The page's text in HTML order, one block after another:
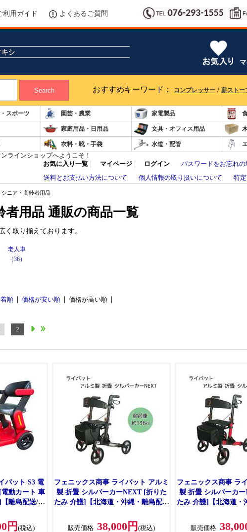
利用ガイド よくあるご質問
Search おすすめキーワード： コンプレッサー / 薪ストー
スポーツ 園芸・農業 家電製品
家庭用品・日用品 文具・オフィス用品
衣料・靴・手袋 水道・配管
ラインショップへようこそ！
お気に入り一覧
マイページ ログイン
パスワードをお忘れの
送料とお支払い方法について
個人情報の取り扱いについて 特
シニア・高齢者用品
者用品 通販の商品一覧
く取り揃えております。
老人車
（36）
順 価格が安い順 価格が高い順
2
パット S3 電
動カート 車
離島配送/時
】円(税込)
フェニックス商事 ライパット アルミ
製 折畳 シルバーカーNEXT [折りた
たみ 介護]【北海道・沖縄・離島配送
販売価格 38,000円 (税込)
フェニックス商事 ラ
製 折畳 シルバーカ
たみ 介護]【北海道・
販売価格